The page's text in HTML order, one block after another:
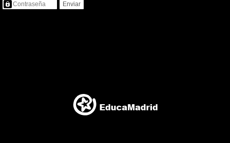
Contenido protegido…